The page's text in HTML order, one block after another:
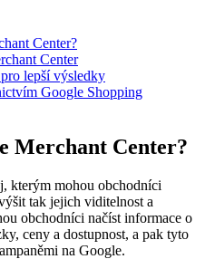
Center?
Center
lepší výsledky
Google Shopping
Merchant Center?
kterým mohou obchodníci
tak jejich viditelnost a
obchodníci načíst informace o
ceny a dostupnost, a pak tyto
na Google.